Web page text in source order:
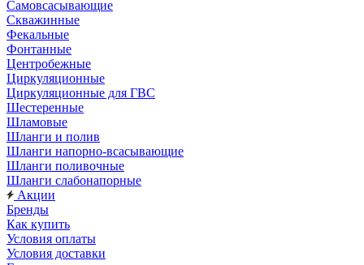
Самовсасывающие
Скважинные
Фекальные
Фонтанные
Центробежные
Циркуляционные
Циркуляционные для ГВС
Шестеренные
Шламовые
Шланги и полив
Шланги напорно-всасывающие
Шланги поливочные
Шланги слабонапорные
Акции
Бренды
Как купить
Условия оплаты
Условия доставки